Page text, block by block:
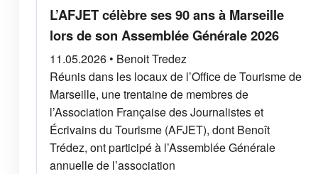
L’AFJET célèbre ses 90 ans à Marseille
lors de son Assemblée Générale 2026
11.05.2026 • Benoit Tredez
Réunis dans les locaux de l’Office de Tourisme de
Marseille, une trentaine de membres de
l’Association Française des Journalistes et
Écrivains du Tourisme (AFJET), dont Benoît
Trédez, ont participé à l’Assemblée Générale
annuelle de l’association